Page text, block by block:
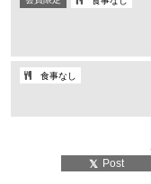
食事なし
Post